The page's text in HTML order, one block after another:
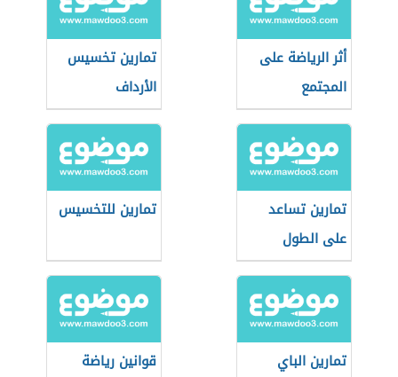
أثر الرياضة على
المجتمع
تمارين تخسيس
الأرداف
تمارين تساعد
على الطول
تمارين للتخسيس
تمارين الباي
قوانين رياضة